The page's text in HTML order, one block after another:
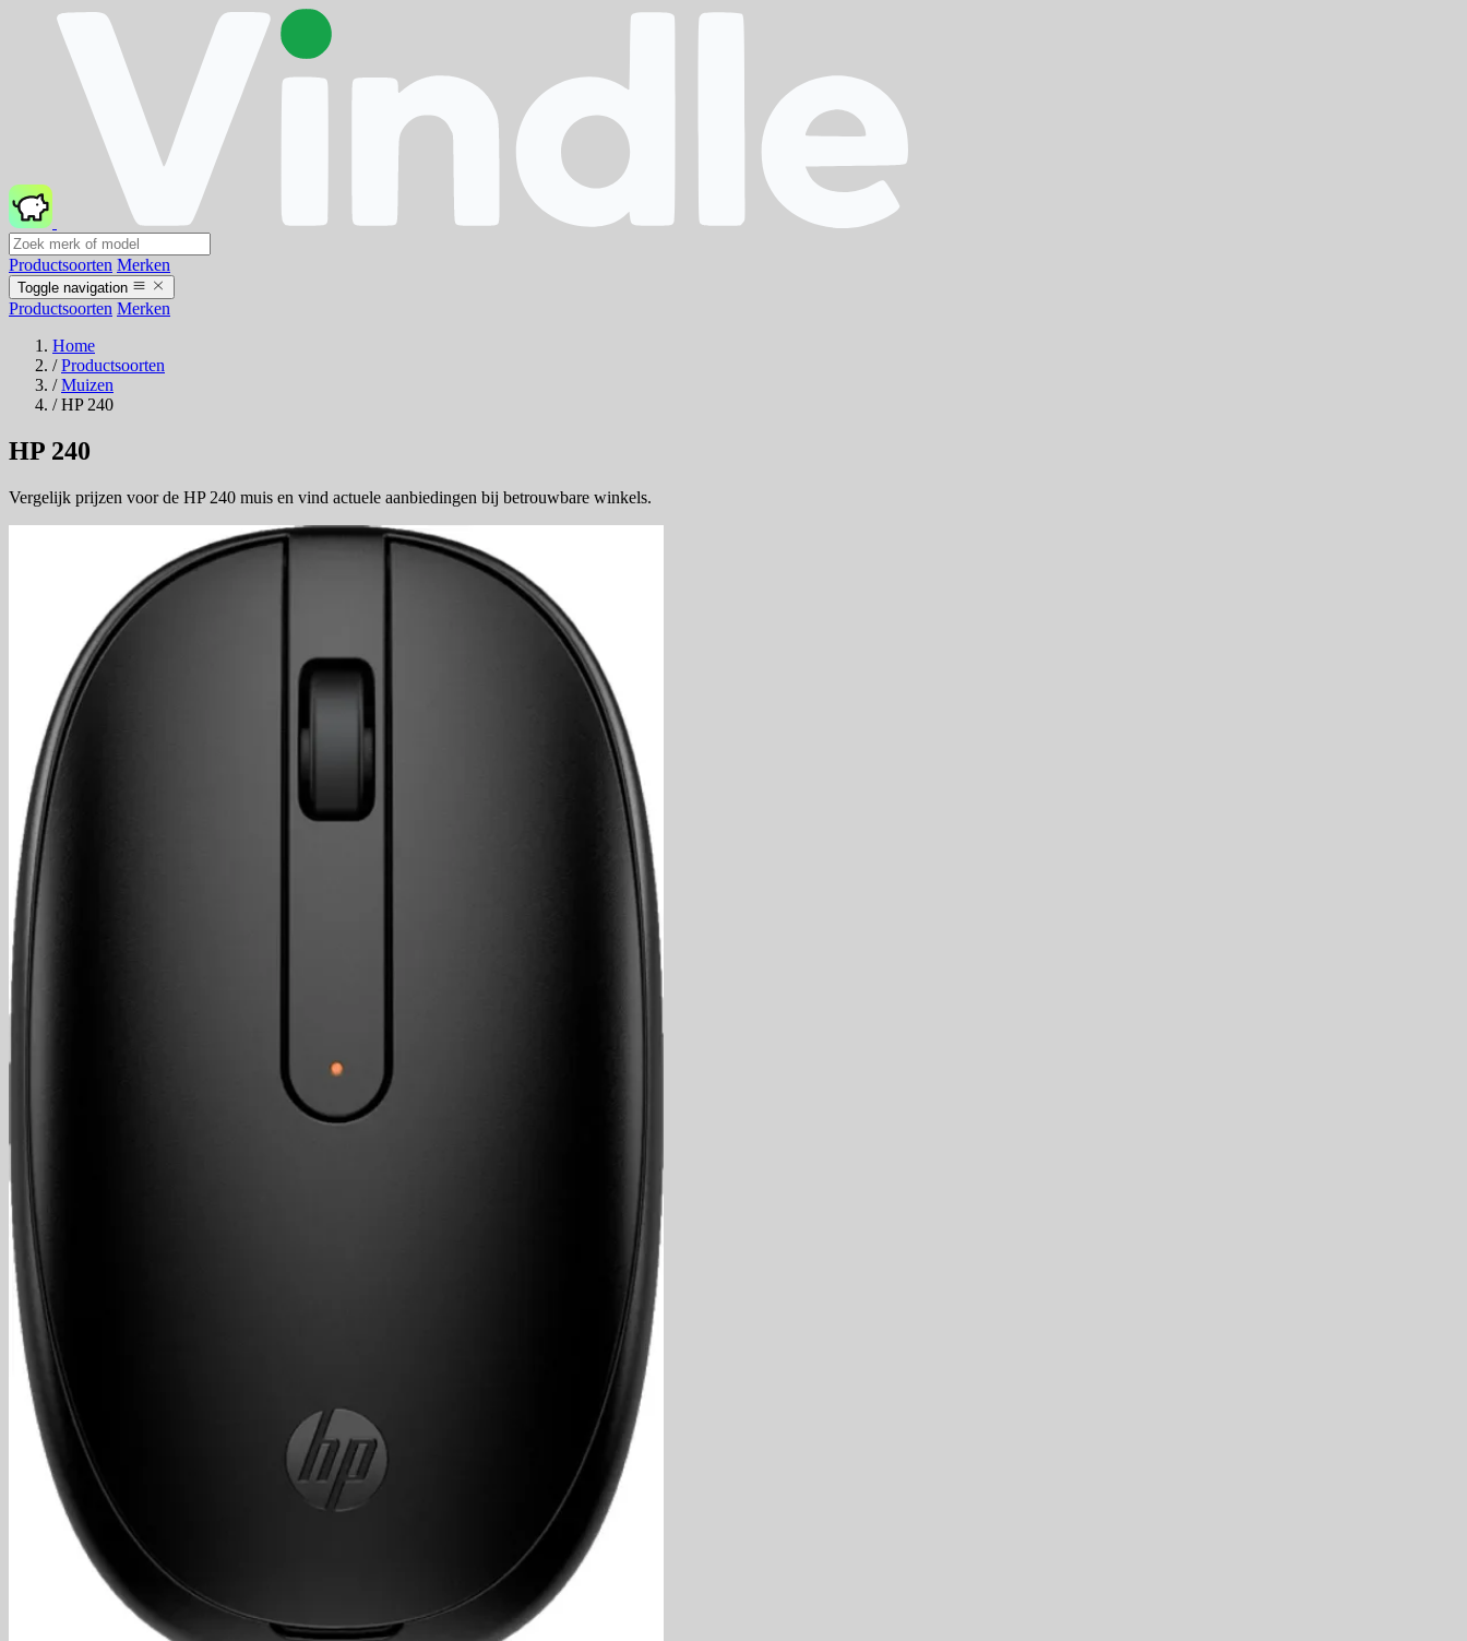
Productsoorten Merken
Toggle navigation
Productsoorten Merken
Home
/ Productsoorten
/ Muizen
/ HP 240
HP 240
Vergelijk prijzen voor de HP 240 muis en vind actuele aanbiedingen bij betrouwbare winkels.